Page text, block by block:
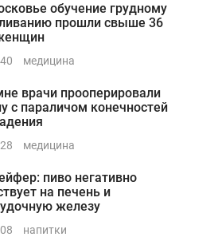
обучение грудному
прошли свыше 36
медицина
врачи прооперировали
с параличом конечностей
медицина
пиво негативно
на печень и
железу
напитки